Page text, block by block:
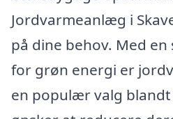
Jordvarmeanlæg i
på dine behov. Med
for grøn energi er
en populær valg